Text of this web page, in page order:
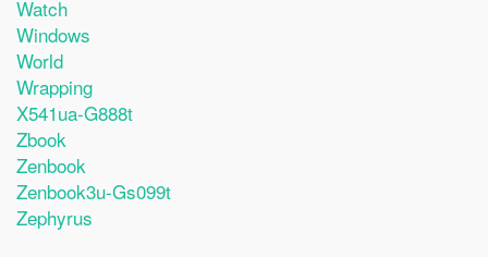
Watch
Windows
World
Wrapping
X541ua-G888t
Zbook
Zenbook
Zenbook3u-Gs099t
Zephyrus